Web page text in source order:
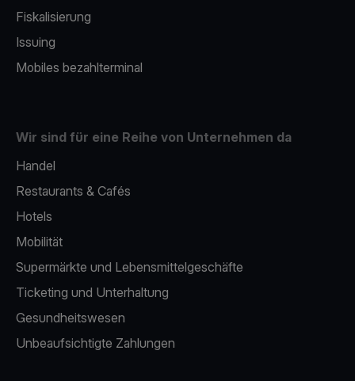
Fiskalisierung
Issuing
Mobiles bezahlterminal
Wir sind für eine Reihe von Unternehmen da
Handel
Restaurants & Cafés
Hotels
Mobilität
Supermärkte und Lebensmittelgeschäfte
Ticketing und Unterhaltung
Gesundheitswesen
Unbeaufsichtigte Zahlungen